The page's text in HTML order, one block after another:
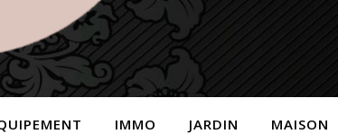
IMMO JARDIN MAISON